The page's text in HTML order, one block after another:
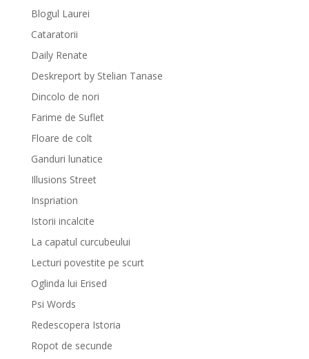
Blogul Laurei
Cataratorii
Daily Renate
Deskreport by Stelian Tanase
Dincolo de nori
Farime de Suflet
Floare de colt
Ganduri lunatice
Illusions Street
Inspriation
Istorii incalcite
La capatul curcubeului
Lecturi povestite pe scurt
Oglinda lui Erised
Psi Words
Redescopera Istoria
Ropot de secunde